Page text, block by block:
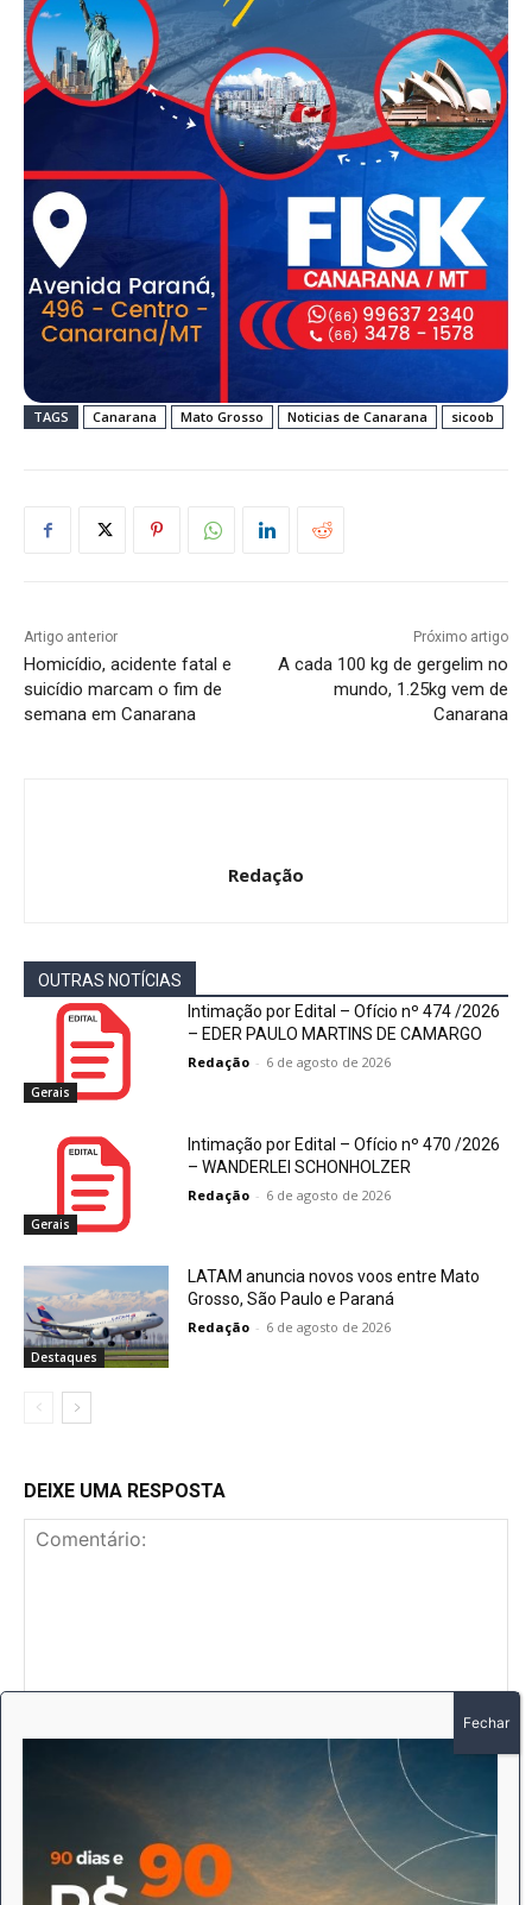
TAGS Canarana Mato Grosso Noticias de Canarana sicoob
Artigo anterior
Homicídio, acidente fatal e
suicídio marcam o fim de
semana em Canarana
Próximo artigo
A cada 100 kg de gergelim no
mundo, 1.25kg vem de
Canarana
Redação
OUTRAS NOTÍCIAS
Gerais
Intimação por Edital – Ofício nº 474 /2026
– EDER PAULO MARTINS DE CAMARGO
Redação - 6 de agosto de 2026
Gerais
Intimação por Edital – Ofício nº 470 /2026
– WANDERLEI SCHONHOLZER
Redação - 6 de agosto de 2026
Destaques
LATAM anuncia novos voos entre Mato
Grosso, São Paulo e Paraná
Redação - 6 de agosto de 2026
DEIXE UMA RESPOSTA